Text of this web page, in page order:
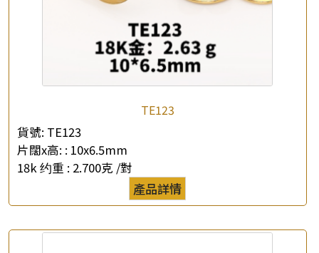
*你的名字
TE123
貨號: TE123
片闊x高: : 10x6.5mm
18k 约重 : 2.700克 /對
產品詳情